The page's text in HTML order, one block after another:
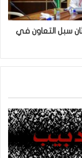
سبل التعاون في